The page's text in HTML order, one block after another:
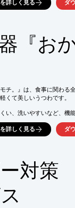
すく、人材の定着だけで
にも役立ちます。
貯金箱もご用意いたします
お問い合わせください。
貢献　など
ンロードしていただくか
詳しく見る ダ
『お
チ。』は、食事に関わる
くて美しいうつわです。
い、洗いやすいなど、機
理を華やかに彩ります。
しにくい
い
詳しく見る ダ
対策